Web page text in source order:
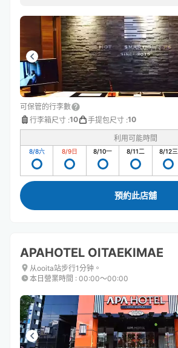
可保管的行李數
行李箱尺寸 :10 手提包尺寸 :10
利用可能時間
8/8六 8/9日 8/10一 8/11二 8/12三
預約此店舖
APAHOTEL OITAEKIMAE
从ooita站步行1分钟。
本日營業時間 : 00:00〜00:00